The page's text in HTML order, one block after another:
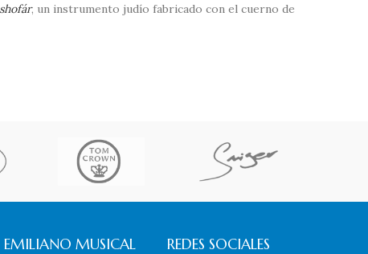
shofár, un instrumento judío fabricado con el cuerno de
EMILIANO MUSICAL REDES SOCIALES